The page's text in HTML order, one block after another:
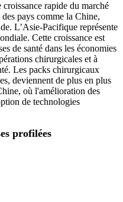
rapide du marché
pays comme la Chine,
L’Asie-Pacifique représente
Cette croissance est
de santé dans les économies
chirurgicales et à
Les packs chirurgicaux
deviennent de plus en plus
où l'amélioration des
de technologies
profilées